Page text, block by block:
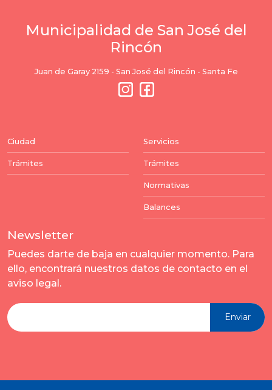
Municipalidad de San José del
Rincón
Juan de Garay 2159 - San José del Rincón - Santa Fe
Ciudad
Trámites
Servicios
Trámites
Normativas
Balances
Newsletter
Puedes darte de baja en cualquier momento. Para
ello, encontrará nuestros datos de contacto en el
aviso legal.
Enviar